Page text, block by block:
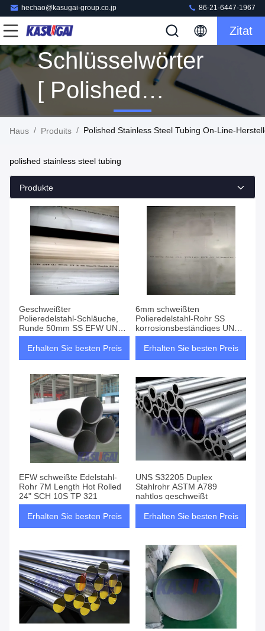
hechao@kasugai-group.co.jp 86-21-6447-1967
Zitat
Schlüsselwörter
[ Polished
Stainless Steel
Übereinstimmung
14 Produits
Haus / Produits / Polished Stainless Steel Tubing On-Line-
polished stainless steel tubing
Produkte
Geschweißter
Polieredelstahl-Schläuche,
Runde 50mm SS EFW UNS
31803 leiten
Erhalten Sie besten Preis
6mm schweißten
Polieredelstahl-Rohr SS
korrosionsbeständiges UNS
31803
Erhalten Sie besten Preis
EFW schweißte Edelstahl-
Rohr 7M Length Hot Rolled
24" SCH 10S TP 321
Erhalten Sie besten Preis
UNS S32205 Duplex
Stahlrohr ASTM A789
nahtlos geschweißt
Erhalten Sie besten Preis